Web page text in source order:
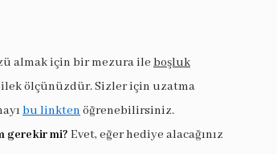
almak için bir mezura ile boşluk
ölçünüzdür. Sizler için uzatma
bu linkten öğrenebilirsiniz.
gerekir mi? Evet, eğer hediye alacağınız